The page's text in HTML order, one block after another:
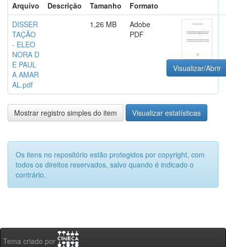
Arquivo
Descrição Tamanho
Formato
DISSER
TAÇÃO
- ELEO
NORA D
E PAUL
A AMAR
AL.pdf
1,26 MB
Adobe
PDF
Visualizar/Abrir
Mostrar registro simples do item Visualizar estatísticas
Os itens no repositório estão protegidos por copyright, com
todos os direitos reservados, salvo quando é indicado o
contrário.
Tema criado por